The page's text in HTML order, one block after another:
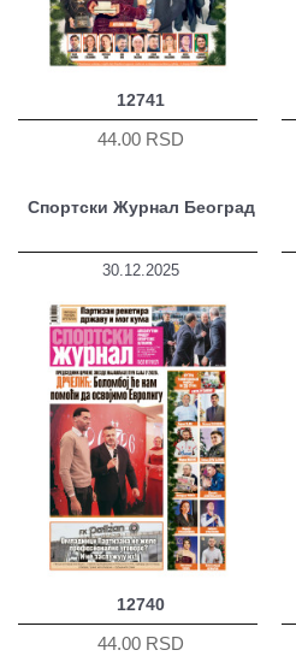
12741
44.00 RSD
Спортски Журнал Београд
30.12.2025
12740
44.00 RSD